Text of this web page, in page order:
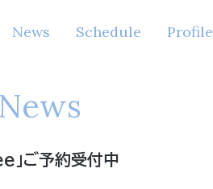
News Schedule Profile
News
」ご予約受付中